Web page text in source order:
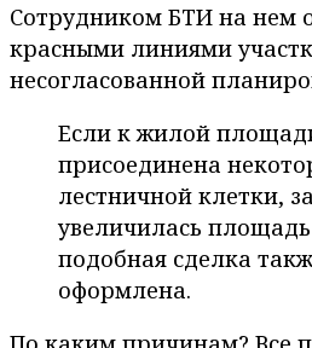
Сотрудником БТИ на нем
красными линиями
несогласованной
Если к жилой
присоединена
лестничной клетки,
увеличилась
подобная сделка
оформлена.